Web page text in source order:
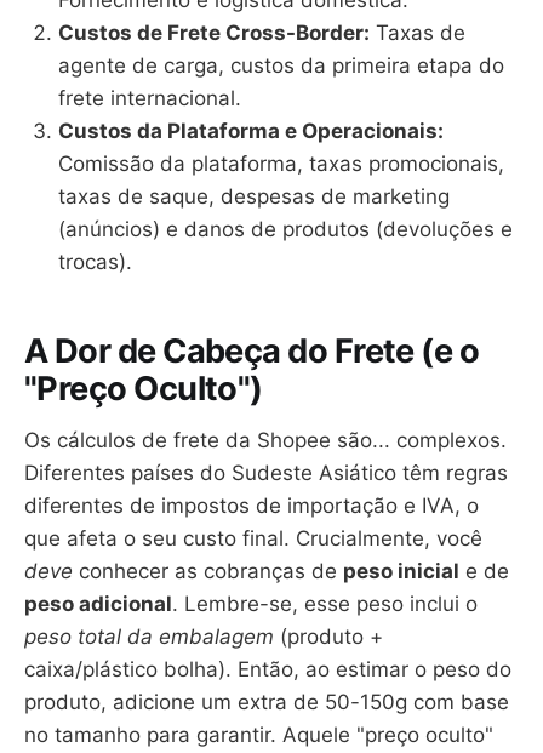
Custos de Frete Cross-Border: Taxas de
agente de carga, custos da primeira etapa do
frete internacional.
Custos da Plataforma e Operacionais:
Comissão da plataforma, taxas promocionais,
taxas de saque, despesas de marketing
(anúncios) e danos de produtos (devoluções e
trocas).
A Dor de Cabeça do Frete (e o
"Preço Oculto")
Os cálculos de frete da Shopee são... complexos.
Diferentes países do Sudeste Asiático têm regras
diferentes de impostos de importação e IVA, o
que afeta o seu custo final. Crucialmente, você
deve conhecer as cobranças de peso inicial e de
peso adicional. Lembre-se, esse peso inclui o
peso total da embalagem (produto +
caixa/plástico bolha). Então, ao estimar o peso do
produto, adicione um extra de 50-150g com base
no tamanho para garantir. Aquele "preço oculto"